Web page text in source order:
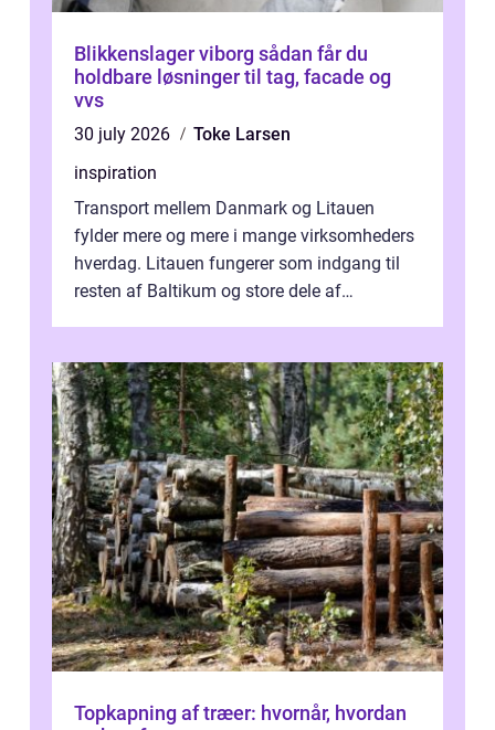
Blikkenslager viborg sådan får du
holdbare løsninger til tag, facade og
vvs
30 july 2026
Toke Larsen
inspiration
Transport mellem Danmark og Litauen
fylder mere og mere i mange virksomheders
hverdag. Litauen fungerer som indgang til
resten af Baltikum og store dele af
Topkapning af træer: hvornår, hvordan